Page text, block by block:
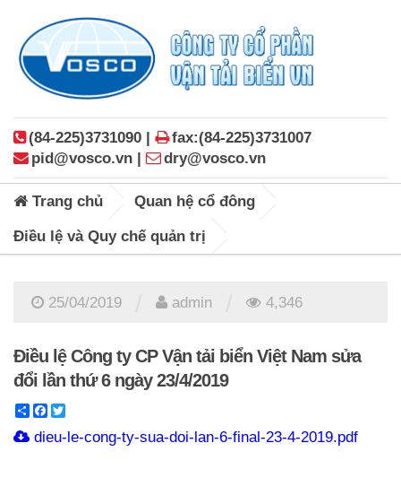
(84-225)3731090 |
fax:(84-225)3731007
pid@vosco.vn |
dry@vosco.vn
Trang chủ Quan hệ cổ đông
Điều lệ và Quy chế quản trị
25/04/2019 admin 4,346
Điều lệ Công ty CP Vận tải biển Việt Nam sửa
đổi lần thứ 6 ngày 23/4/2019
ShareFacebook
dieu-le-cong-ty-sua-doi-lan-6-final-23-4-2019.pdf